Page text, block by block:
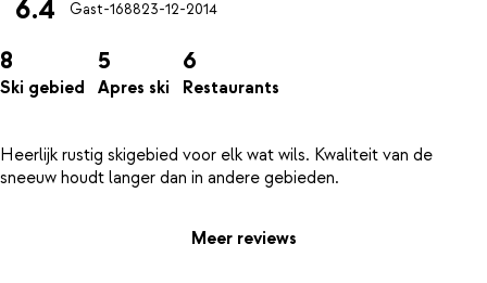
6.4 Gast-168823-12-2014
8
Ski gebied
5
Apres ski
6
Restaurants
Heerlijk rustig skigebied voor elk wat wils. Kwaliteit van de
Meer reviews